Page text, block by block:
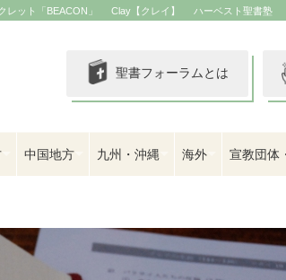
レット「BEACON」 Clay【クレイ】 ハーベスト聖書塾
聖書フォーラムとは
中国地方 九州・沖縄 海外 宣教団体